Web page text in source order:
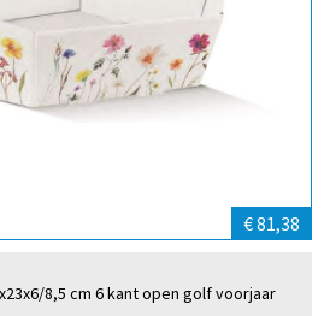
€ 81,38
8,5 cm 6 kant open golf voorjaar